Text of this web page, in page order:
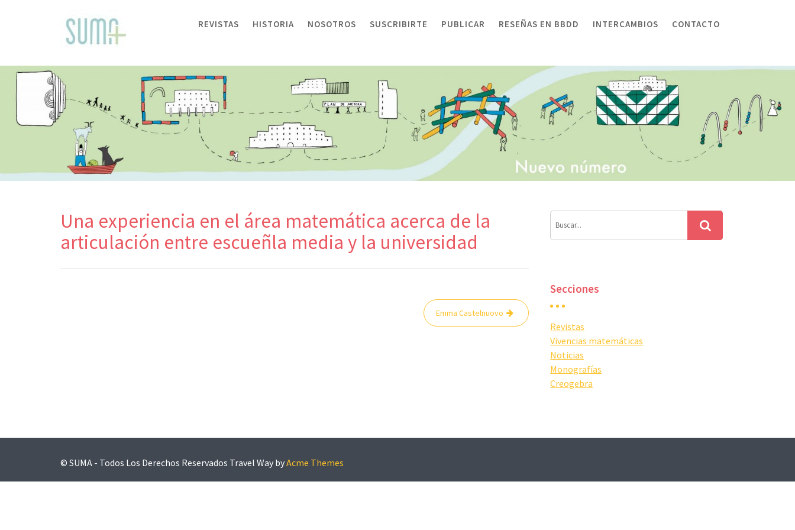
REVISTAS HISTORIA NOSOTROS SUSCRIBIRTE PUBLICAR RESEÑAS EN BBDD INTERCAMBIOS CONTACTO
Una experiencia en el área matemática acerca de la
articulación entre escueñla media y la universidad
Emma Castelnuovo
Secciones
Revistas
Vivencias matemáticas
Noticias
Monografías
Creogebra
© SUMA - Todos Los Derechos Reservados Travel Way byAcme Themes